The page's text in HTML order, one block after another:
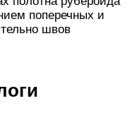
поперечных и
швов